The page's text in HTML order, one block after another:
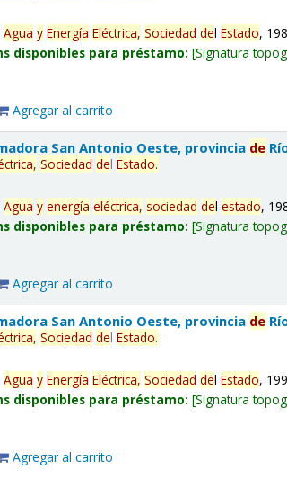
Agua y Energía Eléctrica, Sociedad delEstado,
disponibles para préstamo: Signatura
Agregar al carrito
San Antonio Oeste, provincia de
Sociedad delEstado.
Agua y energía eléctrica, sociedad delestado,
disponibles para préstamo: Signatura
Agregar al carrito
San Antonio Oeste, provincia de
Sociedad delEstado.
Agua y Energía Eléctrica, Sociedad delEstado,
disponibles para préstamo: Signatura
Agregar al carrito